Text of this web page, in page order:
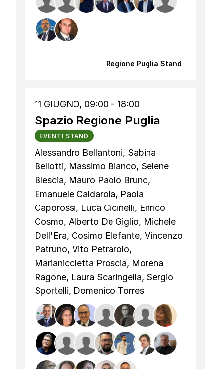
Regione Puglia Stand
11 GIUGNO, 09:00 - 18:00
Spazio Regione Puglia
EVENTI STAND
Alessandro Bellantoni, Sabina
Bellotti, Massimo Bianco, Selene
Blescia, Mauro Paolo Bruno,
Emanuele Caldarola, Paola
Caporossi, Luca Cicinelli, Enrico
Cosmo, Alberto De Giglio, Michele
Dell'Era, Cosimo Elefante, Vincenzo
Patruno, Vito Petrarolo,
Marianicoletta Proscia, Morena
Ragone, Laura Scaringella, Sergio
Sportelli, Domenico Torres